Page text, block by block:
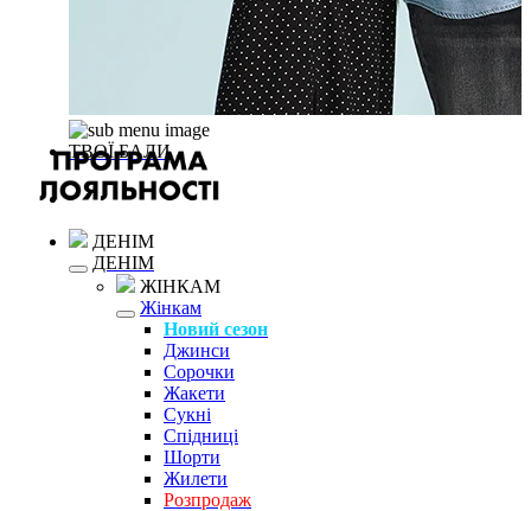
ТВОЇ БАЛИ
ДЕНІМ
ДЕНІМ
ЖІНКАМ
Жінкам
Новий сезон
Джинси
Сорочки
Жакети
Сукні
Спідниці
Шорти
Жилети
Розпродаж